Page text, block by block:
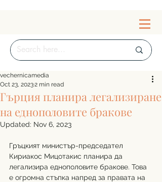
Гърция планира легализиране
на еднополовите бракове
vechernicamedia
Oct 23, 20232 min read
Updated: Nov 6, 2023
Гръцкият министър-председател
Кириакос Мицотакис планира да
легализира еднополовите бракове. Това
е огромна стъпка напред за правата на